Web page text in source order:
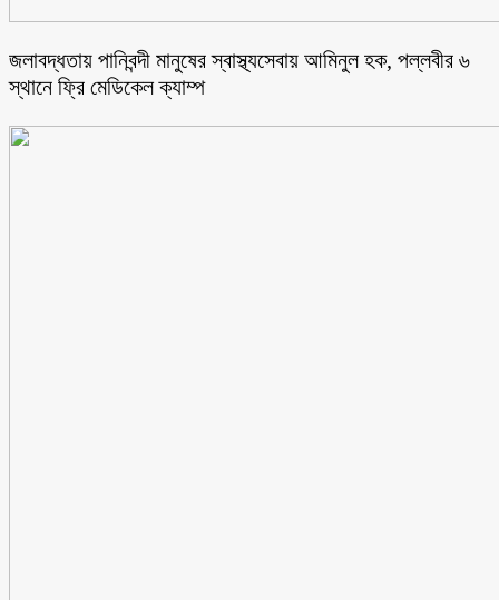
জলাবদ্ধতায় পানিবন্দী মানুষের স্বাস্থ্যসেবায় আমিনুল হক, পল্লবীর ৬
স্থানে ফ্রি মেডিকেল ক্যাম্প